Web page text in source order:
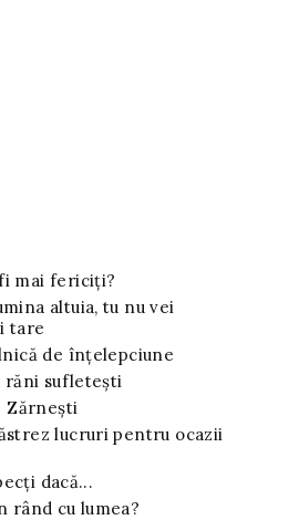
mai fericiți?
altuia, tu nu vei
tare
de înțelepciune
răni sufleteşti
Zărnești
lucruri pentru ocazii
dacă...
rând cu lumea?